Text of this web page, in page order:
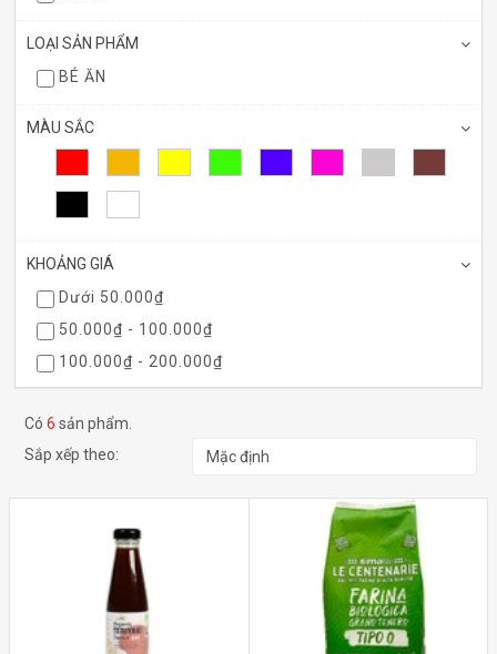
LOẠI SẢN PHẨM
BÉ ĂN
MÀU SẮC
KHOẢNG GIÁ
Dưới 50.000₫
50.000₫ - 100.000₫
100.000₫ - 200.000₫
200.000₫ - 500.000₫
Trên 500.000₫
Có6 sản phẩm.
Sắp xếp theo: